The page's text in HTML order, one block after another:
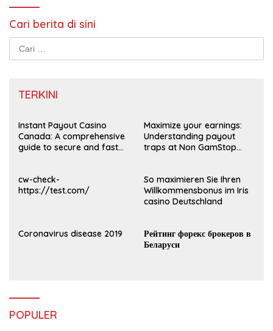
Cari berita di sini
Cari
untuk:
TERKINI
Instant Payout Casino
Canada: A comprehensive
guide to secure and fast
Maximize your earnings:
Understanding payout
traps at Non GamStop
cw-check-
https://test.com/
So maximieren Sie Ihren
Willkommensbonus im Iris
casino Deutschland
Coronavirus disease 2019
Рейтинг форекс брокеров в
Беларуси
POPULER